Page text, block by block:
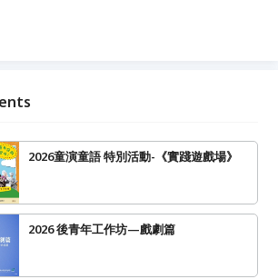
2026童演童語 特別活動-《實踐遊戲場》
2026 後青年工作坊—戲劇篇